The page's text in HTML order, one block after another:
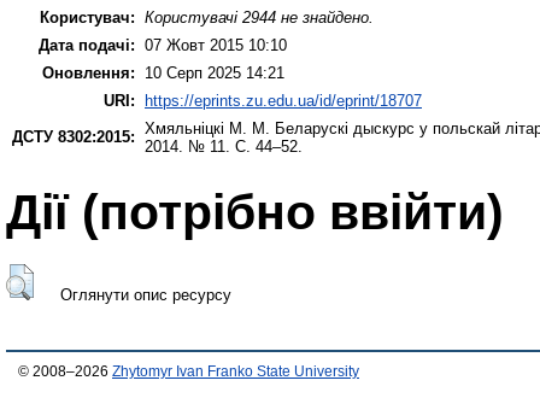
Користувач: Користувачі 2944 не знайдено.
Дата подачі: 07 Жовт 2015 10:10
Оновлення:
10 Серп 2025 14:21
URI: https://eprints.zu.edu.ua/id/eprint/18707
ДСТУ 8302:2015: Хмяльніцкі М. М.
Беларускі дыскурс у польскай
2014. № 11. С. 44–52.
Дії ​​(потрібно ввійти)
Оглянути опис ресурсу
© 2008–2026 Zhytomyr Ivan Franko State University